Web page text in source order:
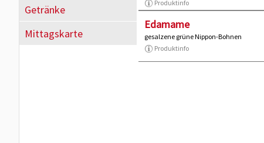
Getränke
Mittagskarte
Produktinfo
Edamame
gesalzene grüne Nippon-Bohnen
Produktinfo